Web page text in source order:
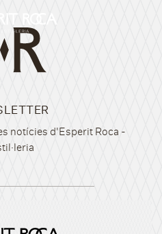
notícies d'Esperit Roca -